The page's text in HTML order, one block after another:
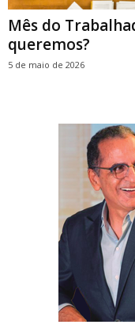
Mês do
queremos?
5 de maio de 2026